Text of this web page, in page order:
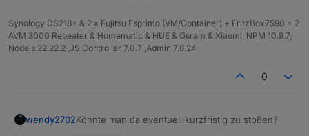
Synology DS218+ & 2 x Fujitsu Esprimo (VM/Container) + FritzBox7590 + 2
AVM 3000 Repeater & Homematic & HUE & Osram & Xiaomi, NPM 10.9.7,
Nodejs 22.22.2 ,JS Controller 7.0.7 ,Admin 7.8.24
0
wendy2702Könnte man da eventuell kurzfristig zu stoßen?